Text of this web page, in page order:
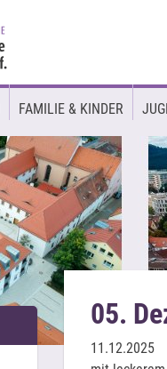
FAMILIE & KINDER
05.
11.12.2025